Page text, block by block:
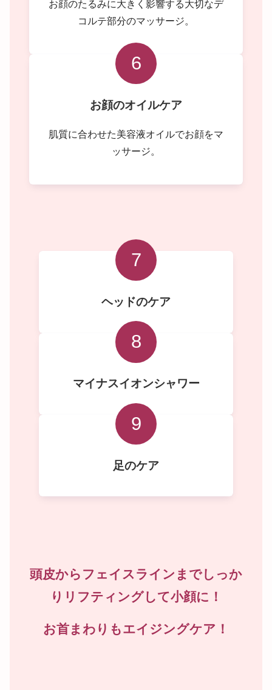
お顔のたるみに大きく影響する大切なデ
コルテ部分のマッサージ。
6
お顔のオイルケア
肌質に合わせた美容液オイルでお顔をマ
ッサージ。
7
ヘッドのケア
8
マイナスイオンシャワー
9
足のケア
頭皮からフェイスラインまでしっか
りリフティングして小顔に！
お首まわりもエイジングケア！